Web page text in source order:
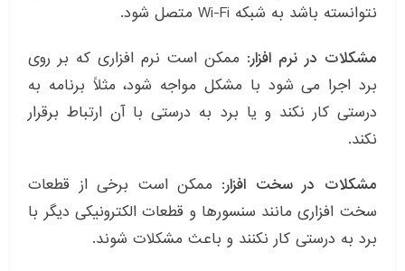
نتوانسته باشد به شبکه Wi-Fi متصل شود.
مشکلات در نرم افزار: ممکن است نرم افزاری که بر روی
برد اجرا می شود با مشکل مواجه شود، مثلاً برنامه به
درستی کار نکند و یا برد به درستی با آن ارتباط برقرار
نکند.
مشکلات در سخت افزار: ممکن است برخی از قطعات
سخت افزاری مانند سنسورها و قطعات الکترونیکی دیگر با
برد به درستی کار نکنند و باعث مشکلات شوند.